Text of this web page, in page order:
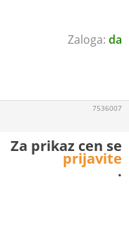
da
7536007
Za prikaz cen se
prijavite
.